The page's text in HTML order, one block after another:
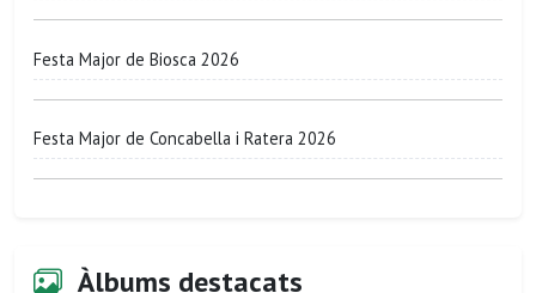
Festa Major de Biosca 2026
Festa Major de Concabella i Ratera 2026
Àlbums destacats